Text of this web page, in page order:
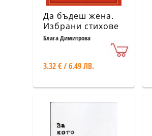
Да бъдеш жена.
Избрани стихове
Блага Димитрова
3.32 € / 6.49 ЛВ.